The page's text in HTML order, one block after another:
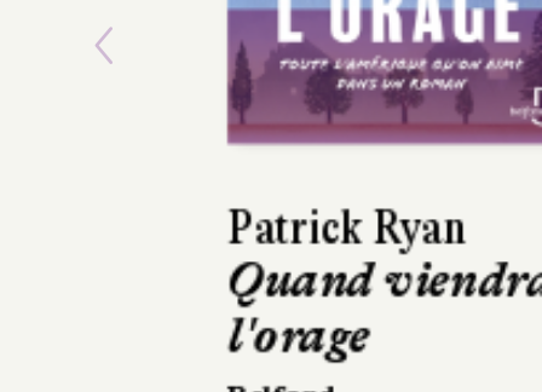
David Sala
Frankenstein
Casterman
220 pages, 28 €
Previous